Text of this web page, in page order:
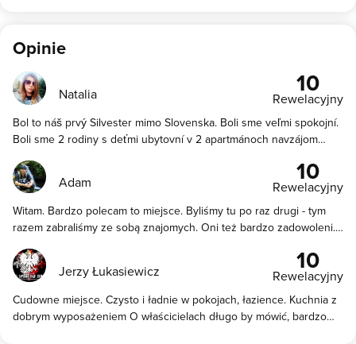
Opinie
Natalia 10
Rewelacyjny
Bol to náš prvý Silvester mimo Slovenska. Boli sme veľmi spokojní.
Boli sme 2 rodiny s deťmi ubytovní v 2 apartmánoch navzájom
apartmáne bola malá kuchynka s ľadničkou, ale nebolo umývadlo,
takže odporúčam skôr skombinovať to s tým väčším apartmánom.
Izby boli čisté a priestranné. Domáci boli veľmi milí a ústretoví. Mali
sme to blízko na lyžiarsky svah v Tyliczi aj na prechádzku do
Krynice. Určite apartmán odporúčam a verím,že sa ešte vrátime. :)
Adam 10
Rewelacyjny
Witam. Bardzo polecam to miejsce. Byliśmy tu po raz drugi - tym
razem zabraliśmy ze sobą znajomych. Oni też bardzo zadowoleni...i
jakimś cieplejszym terminie, gdyż dwukrotnie byliśmy tu na
sylwestra. Właściciele bardzo sympatyczni i towarzyscy .
Apartamenty czyste i dobrze wyposażone - cena bardzo korzystna
co do jakości. I co tu więcej dodać? Kto przyjedzie do pani Joli i
Pawła to na pewno nie pożałuje. ;Adam i Ala ze Śląska
Jerzy Łukasiewicz 10
Rewelacyjny
Cudowne miejsce. Czysto i ładnie w pokojach, łazience. Kuchnia z
dobrym wyposażeniem O właścicielach długo by mówić, bardzo